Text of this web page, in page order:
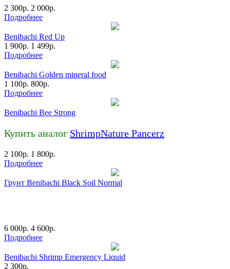
2 300р. 2 000р.
Подробнее
Benibachi Red Up
1 900р. 1 499р.
Подробнее
Benibachi Golden mineral food
1 100р. 800р.
Подробнее
Benibachi Bee Strong
Купить аналог ShrimpNature Pancerz
2 100р. 1 800р.
Подробнее
Грунт Benibachi Black Soil Normal
6 000р. 4 600р.
Подробнее
Benibachi Shrimp Emergency Liquid
2 300р.